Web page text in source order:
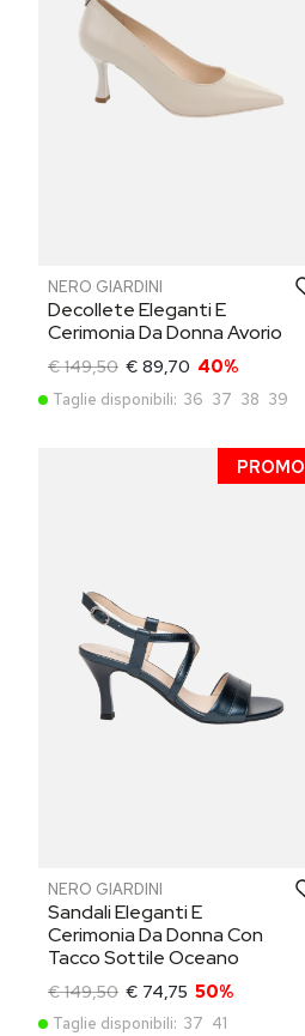
NERO GIARDINI
Decollete Eleganti E
Cerimonia Da Donna Avorio
€ 149,50 € 89,70 40%
Taglie disponibili: 36 37 38 39
PROMO
NERO GIARDINI
Sandali Eleganti E
Cerimonia Da Donna Con
Tacco Sottile Oceano
€ 149,50 € 74,75 50%
Taglie disponibili: 37 41